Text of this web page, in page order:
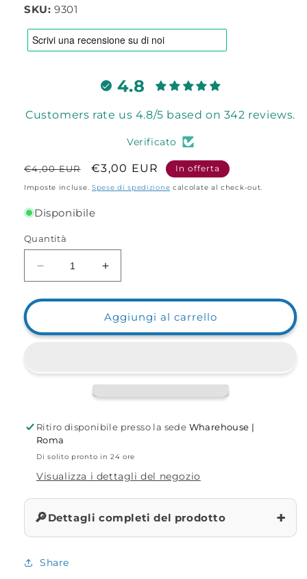
SKU: 9301
4.8
Customers rate us 4.8/5 based on 342 reviews.
Verificato
Prezzo
di
€4,00 EUR
Prezzo
scontato
€3,00 EUR In offerta
Imposte incluse. Spese di spedizione calcolate al check-out.
Disponibile
Quantità
Diminuisci
quantità
per
Anti
Aumenta
quantità
per
Conetti
Anti
Aggiungi al carrello
Ritiro disponibile presso la sede Wharehouse |
Roma
Di solito pronto in 24 ore
Visualizza i dettagli del negozio
🔎Dettagli completi del prodotto +
Share